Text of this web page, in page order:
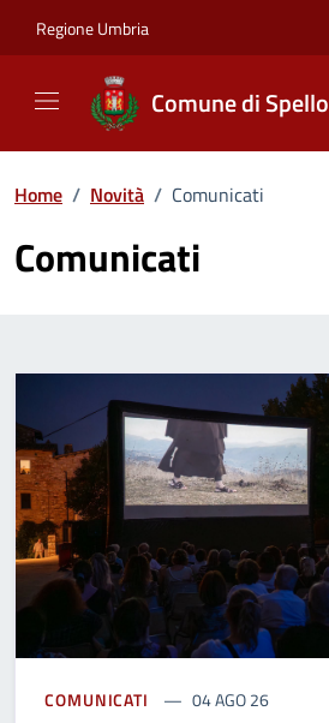
Regione Umbria
Comune di Spello
Home / Novità / Comunicati
Comunicati
COMUNICATI 04 AGO 26